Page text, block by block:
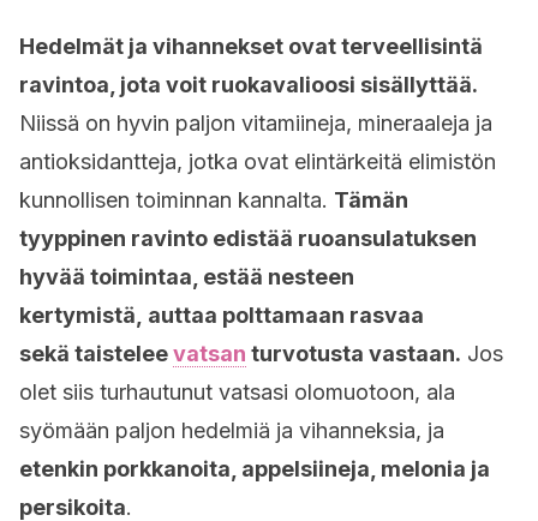
Hedelmät ja vihannekset ovat terveellisintä
ravintoa, jota voit ruokavalioosi sisällyttää.
Niissä on hyvin paljon vitamiineja, mineraaleja ja
antioksidantteja, jotka ovat elintärkeitä elimistön
kunnollisen toiminnan kannalta. Tämän
tyyppinen ravinto edistää ruoansulatuksen
hyvää toimintaa, estää nesteen
kertymistä, auttaa polttamaan rasvaa
sekä taisteleevatsan turvotusta vastaan. Jos
olet siis turhautunut vatsasi olomuotoon, ala
syömään paljon hedelmiä ja vihanneksia, ja
etenkin porkkanoita, appelsiineja, melonia ja
persikoita.